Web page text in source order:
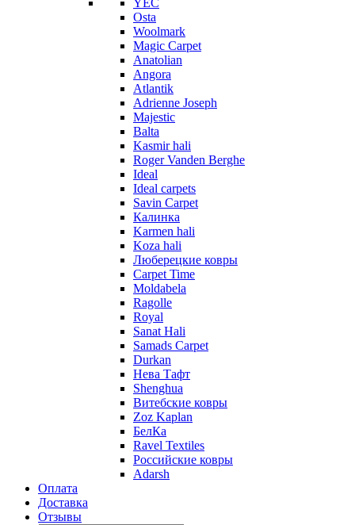
YEC
Osta
Woolmark
Magic Carpet
Anatolian
Angora
Atlantik
Adrienne Joseph
Majestic
Balta
Kasmir hali
Roger Vanden Berghe
Ideal
Ideal carpets
Savin Carpet
Калинка
Karmen hali
Koza hali
Люберецкие ковры
Carpet Time
Moldabela
Ragolle
Royal
Sanat Hali
Samads Carpet
Durkan
Нева Тафт
Shenghua
Витебские ковры
Zoz Kaplan
БелКа
Ravel Textiles
Российские ковры
Adarsh
Оплата
Доставка
Отзывы